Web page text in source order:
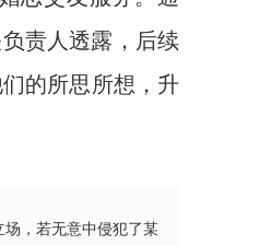
责人透露，后续
的所思所想，升
，若无意中侵犯了某